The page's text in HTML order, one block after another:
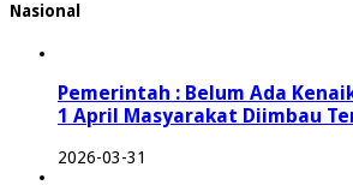
Nasional
Pemerintah : Belum Ada
1 April Masyarakat Diimbau
2026-03-31